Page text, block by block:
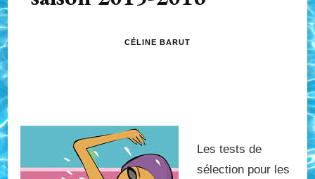
CÉLINE BARUT
Les tests de
sélection pour les